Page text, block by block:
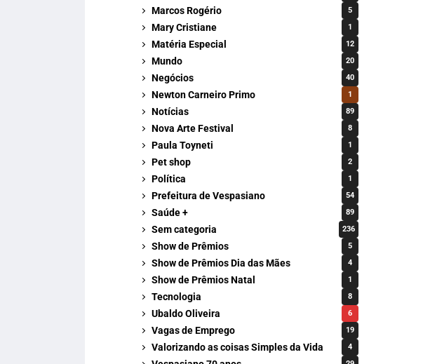
Marcos Rogério 5
Mary Cristiane 1
Matéria Especial 12
Mundo 20
Negócios 40
Newton Carneiro Primo 1
Notícias 89
Nova Arte Festival 8
Paula Toyneti 1
Pet shop 2
Política 1
Prefeitura de Vespasiano 54
Saúde + 89
Sem categoria 236
Show de Prêmios 5
Show de Prêmios Dia das Mães 4
Show de Prêmios Natal 1
Tecnologia 8
Ubaldo Oliveira 6
Vagas de Emprego 19
Valorizando as coisas Simples da Vida 4